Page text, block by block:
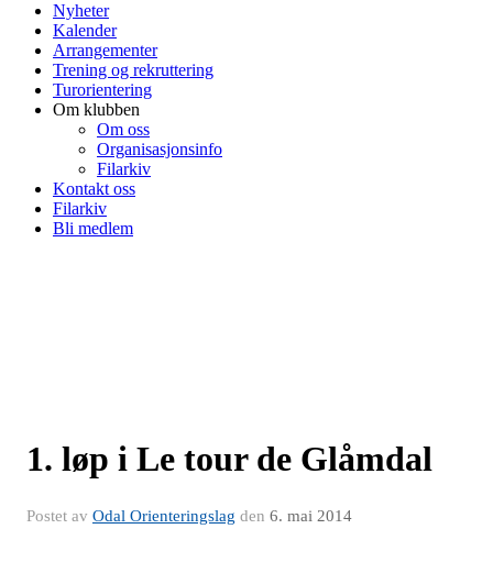
Nyheter
Kalender
Arrangementer
Trening og rekruttering
Turorientering
Om klubben
Om oss
Organisasjonsinfo
Filarkiv
Kontakt oss
Filarkiv
Bli medlem
1. løp i Le tour de Glåmdal
Postet av Odal Orienteringslag den 6. mai 2014